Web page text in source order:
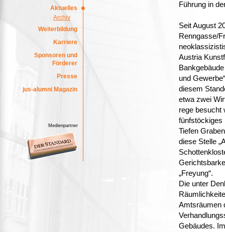
Aktuelles
Archiv
Weiterbildung
Karriere
Sponsoren und
Förderer
Presse
jus-alumni Magazin
Medienpartner
Führung in
Seit August
Renngasse/
Austria
und
diesem
etwa zwei
rege besucht
fünfstöckiges
Tiefen
diese Stelle
„Freyung“.
Die unter
Amtsräumen
Gebäudes.